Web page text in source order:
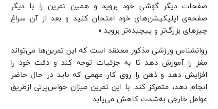
صفحات دیگر گوشی خود بروید و همین تمرین را با دیگر
صفحه‌ی اپلیکیشن‌‌های خود امتحان کنید و بعد از آن سراغ
چیزهای بزرگ‌تر و پیچیده‌تر بروید.»
روانشناس ورزشی مذکور معتقد است که این تمرین‌ها می‌تواند
مغز را آموزش دهد تا به جزئیات توجه کند و دقت خود را
افزایش دهد و ذهن را روی کار مهمی که باید در حال حاضر
انجام دهد، متمرکز ‌کند. با این تمرین میزان حواس‌پرتی ازطریق
عوامل خارجی به‌شدت کاهش می‌یابد.